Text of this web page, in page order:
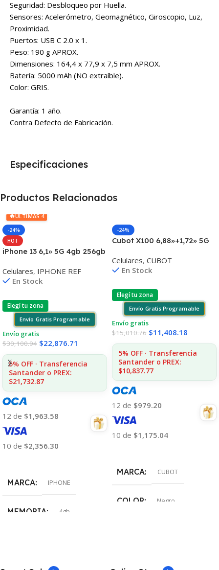
Seguridad: Desbloqueo por Huella.
Sensores: Acelerómetro, Geomagnético, Giroscopio, Luz,
Proximidad.
Puertos: USB C 2.0 x 1.
Peso: 190 g APROX.
Dimensiones: 164,4 x 77,9 x 7,5 mm APROX.
Batería: 5000 mAh (NO extraíble).
Color: GRIS.
Garantía: 1 año.
Contra Defecto de Fabricación.
Especificaciones
Productos Relacionados
🔥ÚLTIMAS 4
-24%
HOT
iPhone 13 6,1» 5G 4gb 256gb
Celulares, IPHONE REF
En Stock
Elegí tu zona
Envío Gratis Programable
Envío gratis
$30,100.94 $22,876.71
5% OFF · Transferencia
Santander o PREX:
$21,732.87
12 de $1,963.58
10 de $2,356.30
MARCA IPHONE
MEMORIA 4gb
-24%
Cubot X100 6,88»+1,72» 5G
64mp
Celulares, CUBOT
En Stock
Elegí tu zona
Envío Gratis Programable
Envío gratis
$15,010.76 $11,408.18
5% OFF · Transferencia
Santander o PREX:
$10,837.77
12 de $979.20
10 de $1,175.04
MARCA CUBOT
COLOR Negro